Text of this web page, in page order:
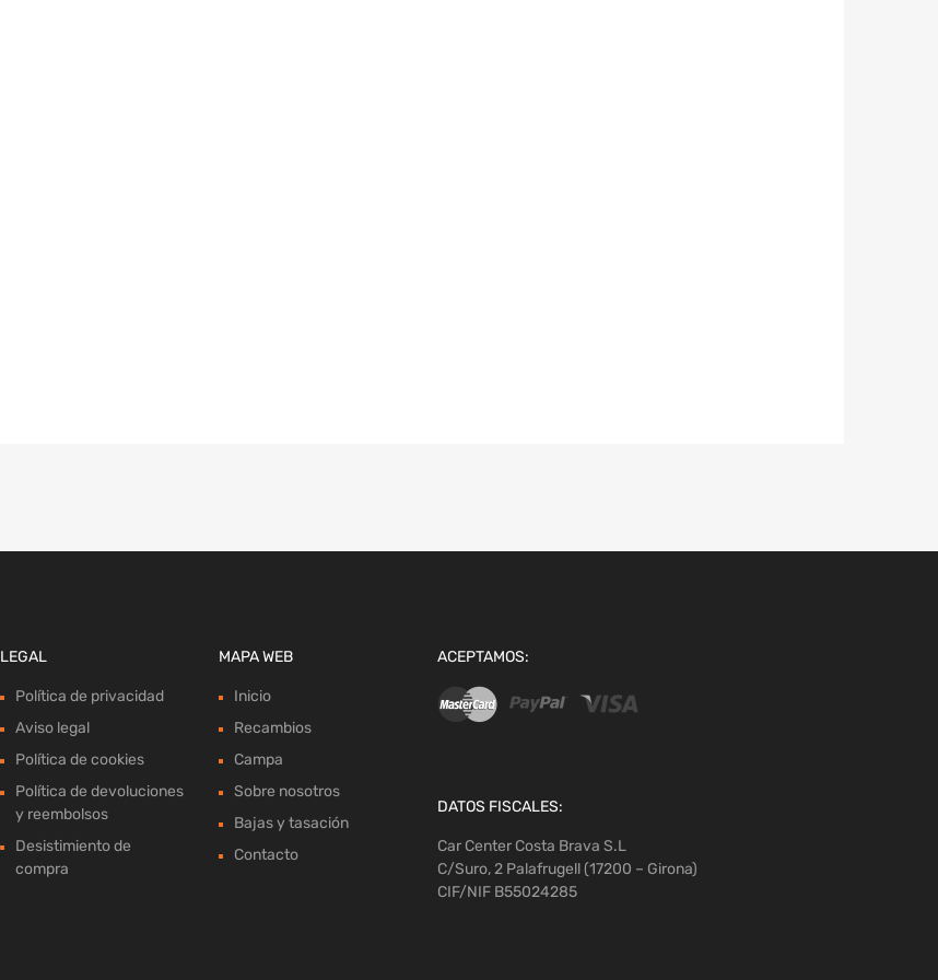
LEGAL
Política de privacidad
Aviso legal
Política de cookies
Política de devoluciones
y reembolsos
Desistimiento de
compra
MAPA WEB
Inicio
Recambios
Campa
Sobre nosotros
Bajas y tasación
Contacto
ACEPTAMOS:
DATOS FISCALES:
Car Center Costa Brava S.L
C/Suro, 2 Palafrugell (17200 – Girona)
CIF/NIF B55024285